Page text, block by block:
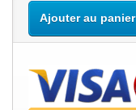
Ajouter au panier